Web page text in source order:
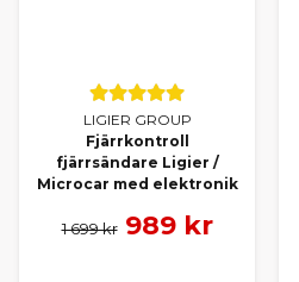
LIGIER GROUP
Fjärrkontroll
fjärrsändare Ligier /
Microcar med elektronik
1 699 kr 989 kr